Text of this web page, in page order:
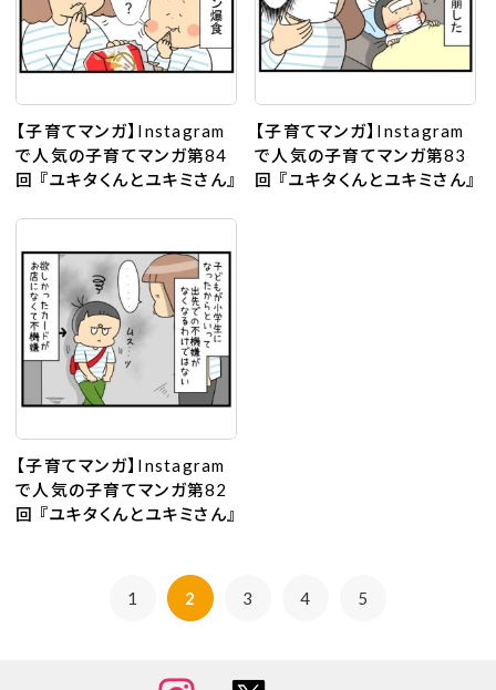
【子育てマンガ】Instagram
で人気の子育てマンガ第84
回 『ユキタくんとユキミさん』
【子育てマンガ】Instagram
で人気の子育てマンガ第83
回 『ユキタくんとユキミさん』
【子育てマンガ】Instagram
で人気の子育てマンガ第82
回 『ユキタくんとユキミさん』
1 2 3 4 5